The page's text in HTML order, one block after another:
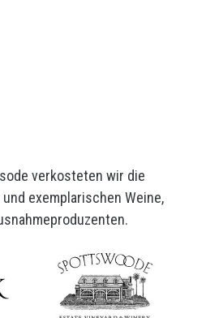
verkosteten wir die
exemplarischen Weine,